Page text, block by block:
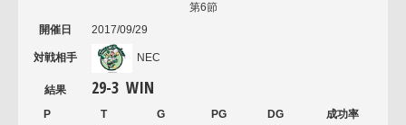
第6節
2017/09/29
NEC
29-3 WIN